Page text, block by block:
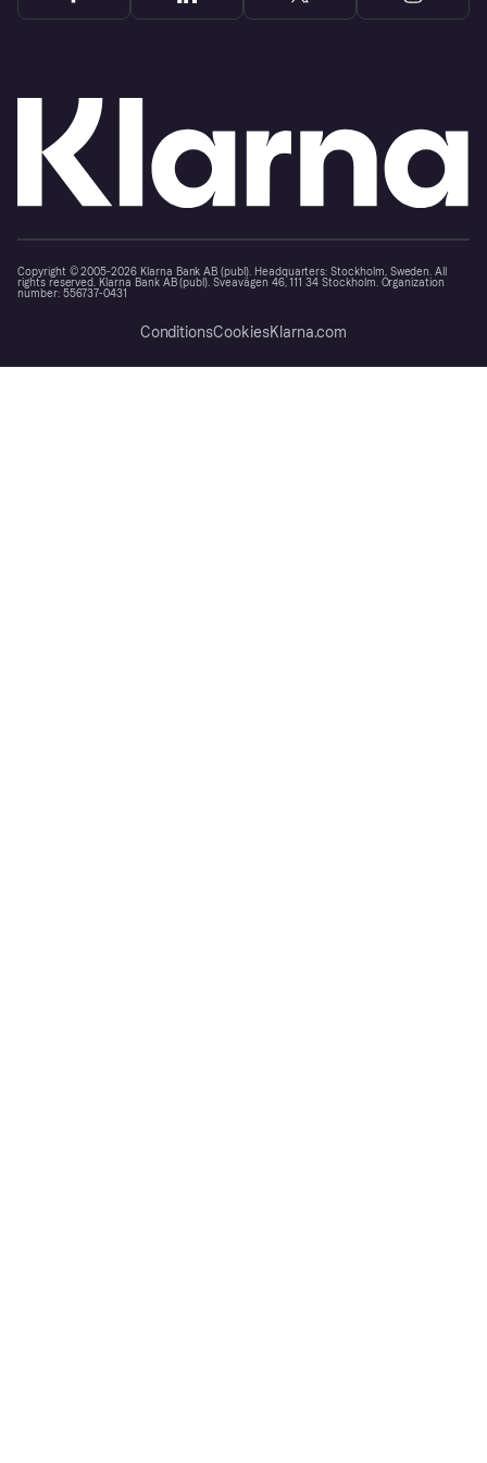
Copyright © 2005-2026 Klarna Bank AB (publ). Headquarters: Stockholm, Sweden. All
rights reserved. Klarna Bank AB (publ). Sveavägen 46, 111 34 Stockholm. Organization
number: 556737-0431
ConditionsCookiesKlarna.com